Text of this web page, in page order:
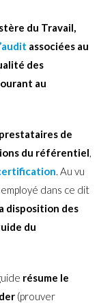
du Travail,
associées au
des
au
de
du référentiel,
. Au vu
dans ce dit
disposition des
du
résume le
(prouver